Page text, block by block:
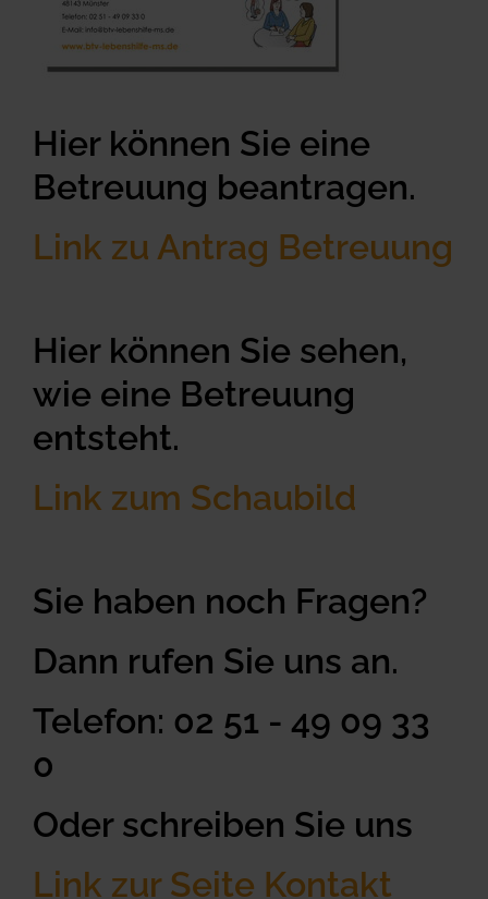
Hier können Sie eine
Betreuung beantragen.
Link zu Antrag Betreuung
Hier können Sie sehen,
wie eine Betreuung
entsteht.
Link zum Schaubild
Sie haben noch Fragen?
Dann rufen Sie uns an.
Telefon: 02 51 - 49 09 33
0
Oder schreiben Sie uns
Link zur Seite Kontakt